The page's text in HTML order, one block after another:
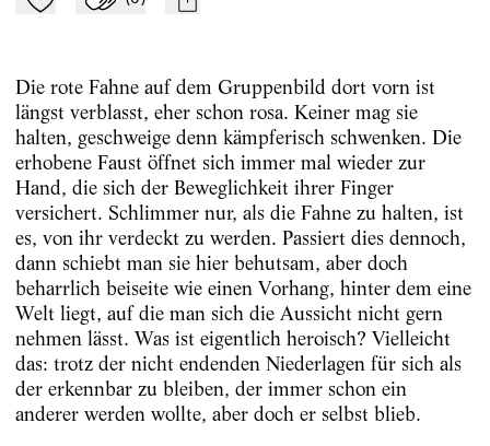
Zu Mein-TdZ hinzufügen
Applaudieren mail
Die rote Fahne auf dem Gruppenbild dort vorn ist
längst verblasst, eher schon rosa. Keiner mag sie
halten, geschweige denn kämpferisch schwenken. Die
erhobene Faust öffnet sich immer mal wieder zur
Hand, die sich der Beweglichkeit ihrer Finger
versichert. Schlimmer nur, als die Fahne zu halten, ist
es, von ihr verdeckt zu werden. Passiert dies dennoch,
dann schiebt man sie hier behutsam, aber doch
beharrlich beiseite wie einen Vorhang, hinter dem eine
Welt liegt, auf die man sich die Aussicht nicht gern
nehmen lässt. Was ist eigentlich heroisch? Vielleicht
das: trotz der nicht endenden Niederlagen für sich als
der erkennbar zu bleiben, der immer schon ein
anderer werden wollte, aber doch er selbst blieb.